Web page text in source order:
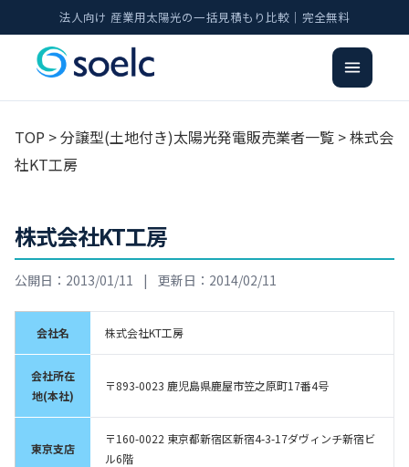
法人向け 産業用太陽光の一括見積もり比較｜完全無料
TOP >分譲型(土地付き)太陽光発電販売業者一覧 > 株式会
社KT工房
株式会社KT工房
公開日：2013/01/11 | 更新日：2014/02/11
会社名 株式会社KT工房
会社所在
地(本社)
〒893-0023 鹿児島県鹿屋市笠之原町17番4号
東京支店
〒160-0022 東京都新宿区新宿4-3-17ダヴィンチ新宿ビ
ル6階